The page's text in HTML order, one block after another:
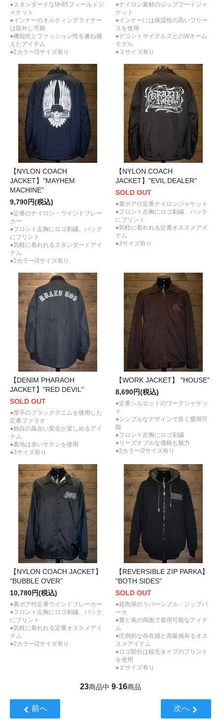
●スタンダードなM-65フィールドジ
ャケット
●インナーのキルティングライナー
は取外し可能
●機能性とファッション性を兼ね備
えたアイテム
●2カラー/3サイズ有り
●ナイロン素材のジップフードジャ
ケット
●インナーには保温性の高いフリー
スを使用
●デコントサイクルズとのWネーム
モデル
●３サイズ有り
【NYLON COACH
JACKET】"MAYHEM
MACHINE"
9,790円(税込)
●定番のナイロン・ウインドブレー
カー
●フロント左胸にロゴ刺繍、バック
にプリント
●気軽に着れれるスタンダードアイ
テム
●2カラー/3サイズ有り
【NYLON COACH
JACKET】"EVIL DEALER"
SOLD OUT
●裏ボア付定番ナイロンジャケット
●フロント左胸にロゴ刺繍、バック
にプリント
●気軽に着れれる定番オススメアイ
テム
●3サイズ有り
【DENIM PHARAOH
JACKET】"RED DEVIL"
SOLD OUT
●厚手のブラックデニムを使用した
定番ファラオ
●独自の風合い変化が楽しめるアイ
テム
●裏地は赤いサテンを使用
●3サイズ有り
【WORK JACKET】 "HOUSE"
8,690円(税込)
●定番シルエットのワークジャケッ
ト
●シンプルなデザインで長く愛用可
能
●フロント左胸にロゴ刺繍
●リーズナブルな価格も魅力
●2カラー/2サイズ有り
【NYLON COACH JACKET】
"BUBBLE OVER"
10,780円(税込)
●裏ボア付定番ウインドブレーカー
●フロント左胸にロゴ刺繍、バック
にプリント
●気軽に着れれる定番オススメアイ
テム
●2カラー/2サイズ有り
【REVERSIBLE ZIP PARKA】
"BOTH SIDES"
SOLD OUT
●超肉厚のリバーシブル・ジップパ
ーカ
●裏と表の両面で着用可能なアイテ
ム
●圧倒的な存在感と高級感有るオス
スメアイテム
●ロゴ部分は植毛タイプのプリント
を使用
●２サイズ有り
23商品中 9-16商品
前へ 次へ